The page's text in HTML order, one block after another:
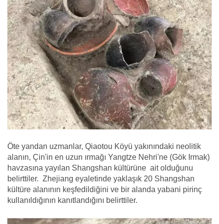
Öte yandan uzmanlar, Qiaotou Köyü yakınındaki neolitik
alanın, Çin'in en uzun ırmağı Yangtze Nehri'ne (Gök Irmak)
havzasına yayılan Shangshan kültürüne ait olduğunu
belirttiler. Zhejiang eyaletinde yaklaşık 20 Shangshan
kültüre alanının keşfedildiğini ve bir alanda yabani pirinç
kullanıldığının kanıtlandığını belirttiler.